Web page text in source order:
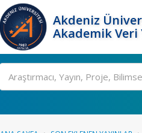
Akdeniz
Akademik